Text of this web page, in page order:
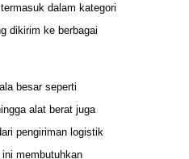
dalam kategori
dikirim ke berbagai
besar seperti
alat berat juga
pengiriman logistik
membutuhkan